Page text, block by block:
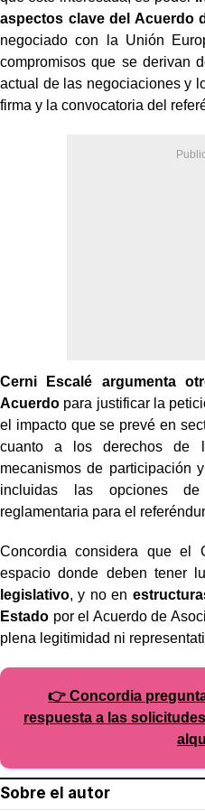
aspectos clave del Acuerdo
negociado con la Unión
compromisos que se derivan
actual de las negociaciones y
firma y la convocatoria del
Cerni Escalé argumenta
Acuerdo para justificar la
el impacto que se prevé en
cuanto a los derechos de
mecanismos de participación
incluidas las opciones
reglamentaria para el
Concordia considera que el
espacio donde deben tener
legislativo, y no en
Estado por el Acuerdo de
plena legitimidad ni
👉 Concordia
respuesta a las
Sobre el autor